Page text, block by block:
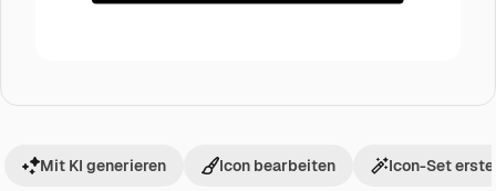
Mit KI generieren Icon bearbeiten Icon-Set